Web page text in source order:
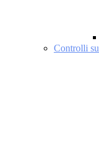
Controlli